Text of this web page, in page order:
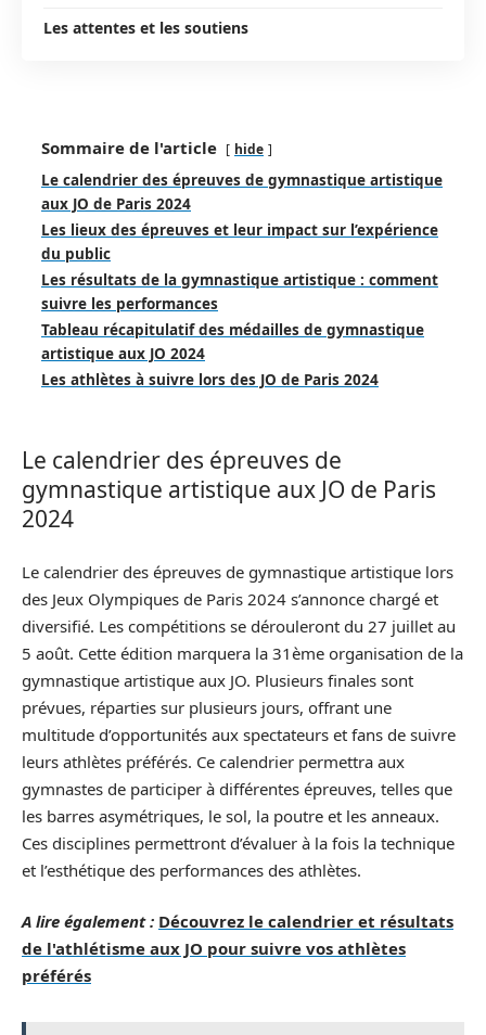
Les attentes et les soutiens
Sommaire de l'article hide
Le calendrier des épreuves de gymnastique artistique
aux JO de Paris 2024
Les lieux des épreuves et leur impact sur l’expérience
du public
Les résultats de la gymnastique artistique : comment
suivre les performances
Tableau récapitulatif des médailles de gymnastique
artistique aux JO 2024
Les athlètes à suivre lors des JO de Paris 2024
Le calendrier des épreuves de
gymnastique artistique aux JO de Paris
2024
Le calendrier des épreuves de gymnastique artistique lors
des Jeux Olympiques de Paris 2024 s’annonce chargé et
diversifié. Les compétitions se dérouleront du 27 juillet au
5 août. Cette édition marquera la 31ème organisation de la
gymnastique artistique aux JO. Plusieurs finales sont
prévues, réparties sur plusieurs jours, offrant une
multitude d’opportunités aux spectateurs et fans de suivre
leurs athlètes préférés. Ce calendrier permettra aux
gymnastes de participer à différentes épreuves, telles que
les barres asymétriques, le sol, la poutre et les anneaux.
Ces disciplines permettront d’évaluer à la fois la technique
et l’esthétique des performances des athlètes.
A lire également : Découvrez le calendrier et résultats
de l'athlétisme aux JO pour suivre vos athlètes
préférés